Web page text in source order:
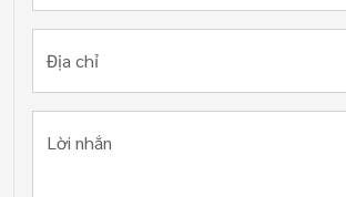
Địa chỉ
Lời nhắn